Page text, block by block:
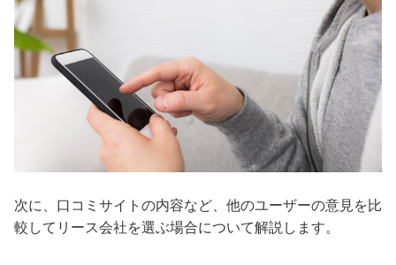
次に、口コミサイトの内容など、他のユーザーの意見を比
較してリース会社を選ぶ場合について解説します。